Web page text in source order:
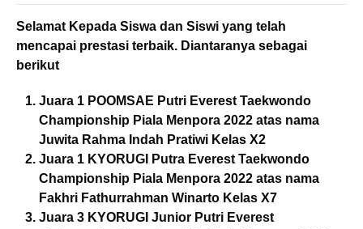
Selamat Kepada Siswa dan Siswi yang telah
mencapai prestasi terbaik. Diantaranya sebagai
berikut
Juara 1 POOMSAE Putri Everest Taekwondo
Championship Piala Menpora 2022 atas nama
Juwita Rahma Indah Pratiwi Kelas X2
Juara 1 KYORUGI Putra Everest Taekwondo
Championship Piala Menpora 2022 atas nama
Fakhri Fathurrahman Winarto Kelas X7
Juara 3 KYORUGI Junior Putri Everest